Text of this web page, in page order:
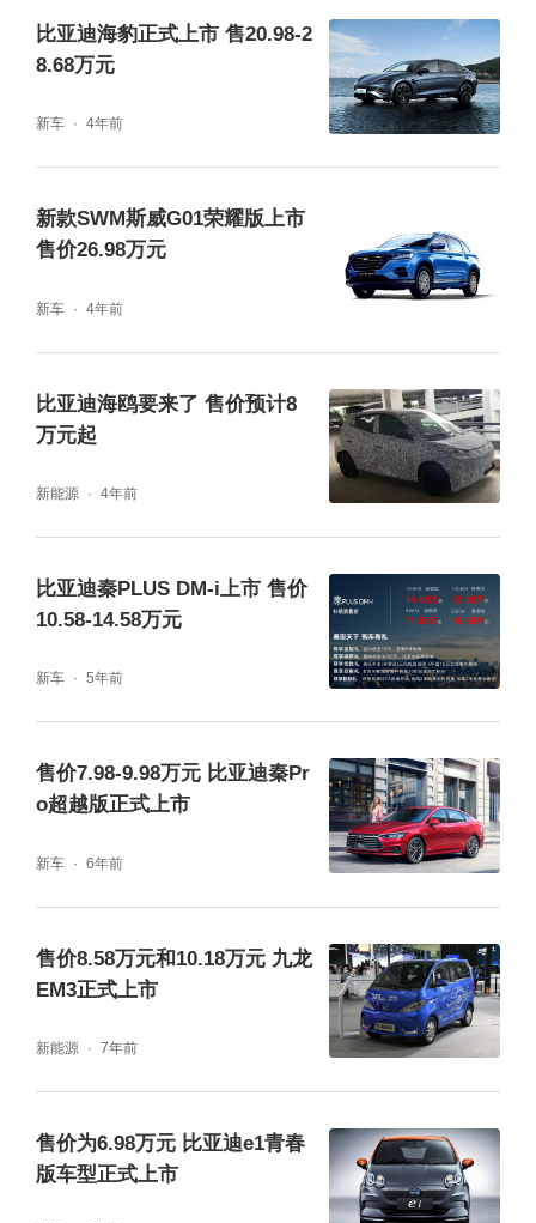
计销量已超33万辆。焕新上市的比亚迪海鸥荣
耀版，将以多彩的个性体验与高能的冠军实
比亚迪海豹正式上市 售20.98-2
8.68万元
新车 4年前
新款SWM斯威G01荣耀版上市
售价26.98万元
新车 4年前
比亚迪海鸥要来了 售价预计8
万元起
新能源 4年前
比亚迪秦PLUS DM-i上市 售价
10.58-14.58万元
新车 5年前
售价7.98-9.98万元 比亚迪秦Pr
o超越版正式上市
新车 6年前
售价8.58万元和10.18万元 九龙
EM3正式上市
新能源 7年前
售价为6.98万元 比亚迪e1青春
版车型正式上市